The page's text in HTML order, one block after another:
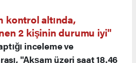
kontrol altında,
2 kişinin durumu iyi"
inceleme ve
"Akşam üzeri saat 18.46